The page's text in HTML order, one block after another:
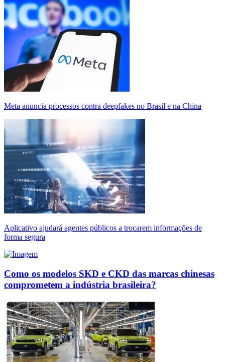
Meta anuncia processos contra deepfakes no Brasil e na China
Aplicativo ajudará agentes públicos a trocarem informações de
forma segura
Como os modelos SKD e CKD das marcas chinesas
comprometem a indústria brasileira?